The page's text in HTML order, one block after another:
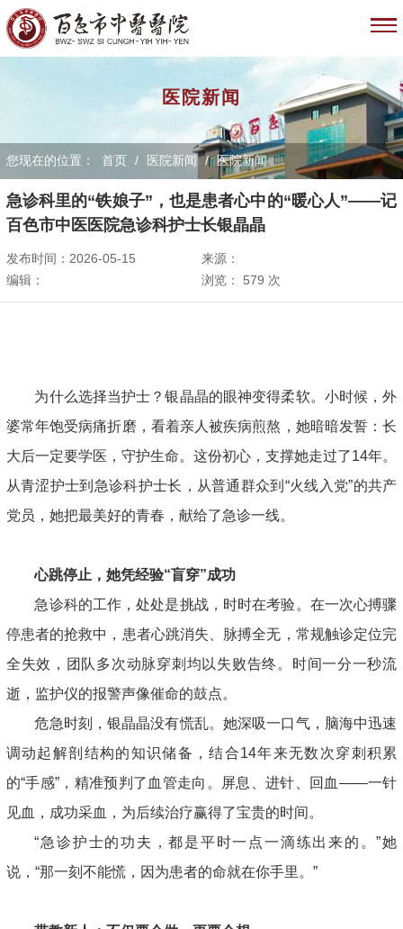
医院新闻
您现在的位置： 首页 / 医院新闻 / 医院新闻
急诊科里的“铁娘子”，也是患者心中的“暖心人”——记
百色市中医医院急诊科护士长银晶晶
发布时间：2026-05-15
来源：
编辑：
浏览： 579 次
为什么选择当护士？银晶晶的眼神变得柔软。小时候，外
婆常年饱受病痛折磨，看着亲人被疾病煎熬，她暗暗发誓：长
大后一定要学医，守护生命。这份初心，支撑她走过了14年。
从青涩护士到急诊科护士长，从普通群众到“火线入党”的共产
党员，她把最美好的青春，献给了急诊一线。
心跳停止，她凭经验“盲穿”成功
急诊科的工作，处处是挑战，时时在考验。在一次心搏骤
停患者的抢救中，患者心跳消失、脉搏全无，常规触诊定位完
全失效，团队多次动脉穿刺均以失败告终。时间一分一秒流
逝，监护仪的报警声像催命的鼓点。
危急时刻，银晶晶没有慌乱。她深吸一口气，脑海中迅速
调动起解剖结构的知识储备，结合14年来无数次穿刺积累
的“手感”，精准预判了血管走向。屏息、进针、回血——一针
见血，成功采血，为后续治疗赢得了宝贵的时间。
“急诊护士的功夫，都是平时一点一滴练出来的。”她
说，“那一刻不能慌，因为患者的命就在你手里。”